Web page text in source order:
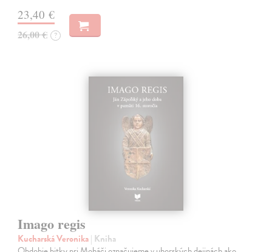
23,40 €
26,00 € ?
Imago regis
Kucharská Veronika| Kniha